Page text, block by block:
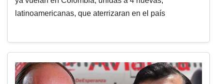
latinoamericanas, que aterrizaran en el país